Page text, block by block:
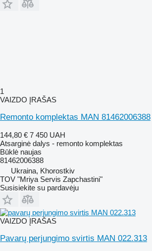
1
VAIZDO ĮRAŠAS
Remonto komplektas MAN 81462006388
144,80 € 7 450 UAH
Atsarginė dalys - remonto komplektas
Būklė naujas
81462006388
Ukraina, Khorostkiv
TOV "Mriya Servis Zapchastini"
Susisiekite su pardavėju
VAIZDO ĮRAŠAS
Pavarų perjungimo svirtis MAN 022.313